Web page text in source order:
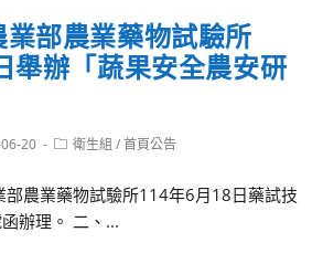
部農業藥物試驗所
舉辦「蔬果安全農安研
20
Post衛生組 / 首頁公告
部農業藥物試驗所114年6月18日藥試技
辦理。 二、...